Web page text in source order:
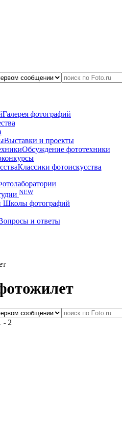
Галерея фотографий
Выставки и проекты
Обсуждение фототехники
Классики фотоискусства
NEW
Школы фотографий
и ответы
- 2